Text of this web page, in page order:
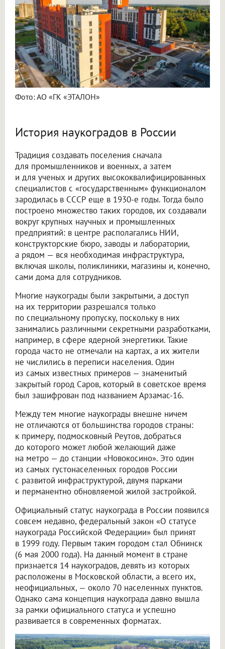
Фото: АО «ГК «ЭТАЛОН»
История наукоградов в России
Традиция создавать поселения сначала
для промышленников и военных, а затем
и для ученых и других высококвалифицированных
специалистов с «государственным» функционалом
зародилась в СССР еще в 1930-е годы. Тогда было
построено множество таких городов, их создавали
вокруг крупных научных и промышленных
предприятий: в центре располагались НИИ,
конструкторские бюро, заводы и лаборатории,
а рядом — вся необходимая инфраструктура,
включая школы, поликлиники, магазины и, конечно,
сами дома для сотрудников.
Многие наукограды были закрытыми, а доступ
на их территории разрешался только
по специальному пропуску, поскольку в них
занимались различными секретными разработками,
например, в сфере ядерной энергетики. Такие
города часто не отмечали на картах, а их жители
не числились в переписи населения. Один
из самых известных примеров — знаменитый
закрытый город Саров, который в советское время
был зашифрован под названием Арзамас-16.
Между тем многие наукограды внешне ничем
не отличаются от большинства городов страны:
к примеру, подмосковный Реутов, добраться
до которого может любой желающий даже
на метро — до станции «Новокосино». Это один
из самых густонаселенных городов России
с развитой инфраструктурой, двумя парками
и перманентно обновляемой жилой застройкой.
Официальный статус наукограда в России появился
совсем недавно, федеральный закон «О статусе
наукограда Российской Федерации» был принят
в 1999 году. Первым таким городом стал Обнинск
(6 мая 2000 года). На данный момент в стране
признается 14 наукоградов, девять из которых
расположены в Московской области, а всего их,
неофициальных, — около 70 населенных пунктов.
Однако сама концепция наукограда давно вышла
за рамки официального статуса и успешно
развивается в современных форматах.